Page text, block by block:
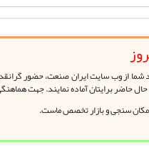
از وب سایت ایران صنعت، حضور
حال حاضر برایتان آماده نمایند. جهت
امکان سنجی و بازار تخصص ماست.